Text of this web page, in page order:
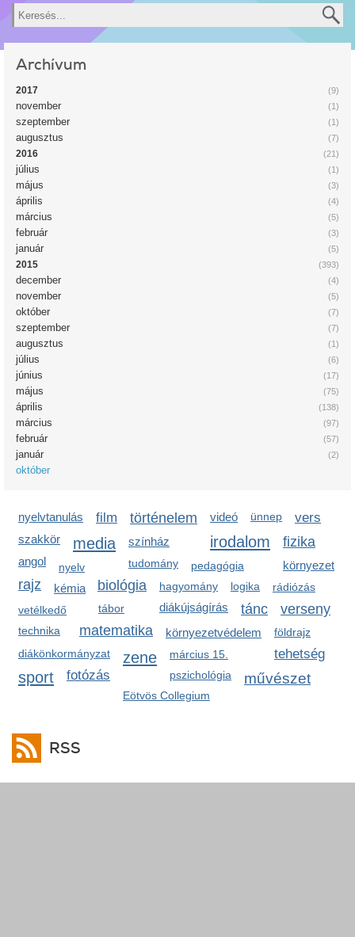
Keresés
Archívum
(9)
2017
(1)
november
(1)
szeptember
(7)
augusztus
(21)
2016
(1)
július
(3)
május
(4)
április
(5)
március
(3)
február
(5)
január
(393)
2015
(4)
december
(5)
november
(7)
október
(7)
szeptember
(1)
augusztus
(6)
július
(17)
június
(75)
május
(138)
április
(97)
március
(57)
február
(2)
január
október
nyelvtanulás film történelem videó ünnep vers
szakkör irodalom
media fizika
színház
tudomány környezet
angol pedagógia
nyelv
biológia hagyomány logika rádiózás
diákújságírás
rajz kémia
tánc verseny
tábor
vetélkedő
matematika környezetvédelem
diákönkormányzat
technika földrajz
tehetség
zene március 15.
sport fotózás pszichológia művészet
Eötvös Collegium
RSS